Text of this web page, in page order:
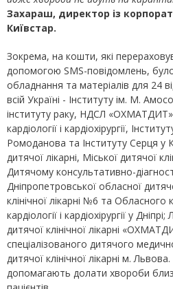
Захараш, директор із
Київстар.
Зокрема, на кошти, які
допомогою SMS-повідомлень,
обладнання та матеріалів для 24
всій Україні - Інституту ім. М.
інституту раку, НДСЛ
кардіології і кардіохірургії,
Ромоданова та Інституту Серця у
дитячої лікарні, Міської дитячої
Дитячому консультативно-
Дніпропетровської обласної
клінічної лікарні №6 та Обласного
кардіології і кардіохірургії у
дитячої клінічної лікарні
спеціалізованого дитячого
дитячої клінічної лікарні м.
допомагають долати хвороби